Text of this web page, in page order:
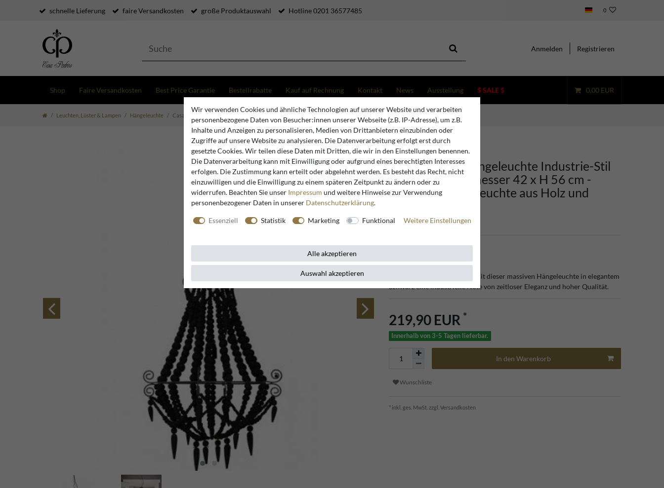
schnelle Lieferung faire Versandkosten große Produktauswahl Hotline 0201 36577485 0
Anmelden Registrieren
Shop Faire Versandkosten Best Price Garantie Bestellrabatte Kauf auf Rechnung Kontakt News Ausstellung $ SALE $ 0,00 EUR
Leuchten, Lüster & Lampen Hängeleuchte Casa Padrino Hängeleuchte Industrie-Stil Schwarz Durchmesser 42 x H 56 cm - Massive Deckenleuchte aus Holz und Metall
Casa Padrino
Casa Padrino Hängeleuchte Industrie-Stil
Schwarz Durchmesser 42 x H 56 cm -
Massive Deckenleuchte aus Holz und
Artikelnummer96249
Verleihen Sie Ihren Räumen mit dieser massiven Hängeleuchte in elegantem
Schwarz eine industrielle Note von zeitloser Eleganz und hoher Qualität.
219,90 EUR *
Innerhalb von 3-5 Tagen lieferbar.
In den Warenkorb
Wunschliste
* inkl. ges. MwSt. zzgl. Versandkosten
Wir verwenden Cookies und ähnliche Technologien auf unserer Website und verarbeiten
personenbezogene Daten von Besucher:innen unserer Webseite (z.B. IP-Adresse), um z.B.
Inhalte und Anzeigen zu personalisieren, Medien von Drittanbietern einzubinden oder
Zugriffe auf unsere Website zu analysieren. Die Datenverarbeitung erfolgt erst durch
gesetzte Cookies. Wir teilen diese Daten mit Dritten, die wir in den Einstellungen benennen.
Die Datenverarbeitung kann mit Einwilligung oder aufgrund eines berechtigten Interesses
erfolgen. Die Zustimmung kann erteilt oder abgelehnt werden. Es besteht das Recht, nicht
einzuwilligen und die Einwilligung zu einem späteren Zeitpunkt zu ändern oder zu
widerrufen. Beachten Sie unser Impressum und weitere Hinweise zur Verwendung
personenbezogener Daten in unserer Daten­schutz­erklärung.
Essenziell Statistik Marketing Funktional Weitere Einstellungen
Alle akzeptieren
Auswahl akzeptieren